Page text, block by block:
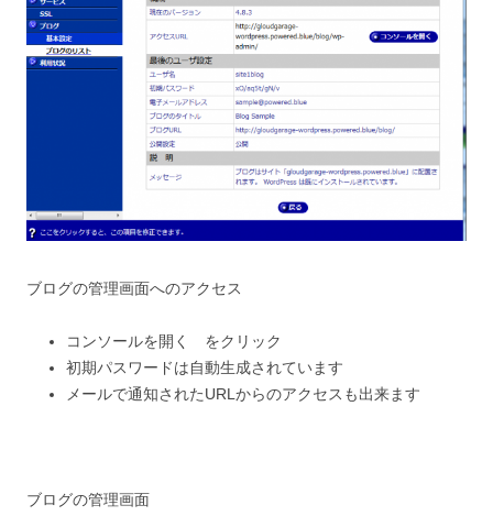
ブログの管理画面へのアクセス
コンソールを開く をクリック
初期パスワードは自動生成されています
メールで通知されたURLからのアクセスも出来ます
ブログの管理画面